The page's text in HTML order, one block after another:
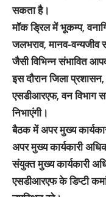
सकता है।
मॉक ड्रिल में भूकम्प,
जलभराव, मानव-वन्यजीव
जैसी विभिन्न संभावित
इस दौरान जिला
एसडीआरएफ, वन विभाग
निभाएंगी।
बैठक में अपर मुख्य
अपर मुख्य कार्यकारी
संयुक्त मुख्य कार्यकारी
एसडीआरएफ के डिप्टी